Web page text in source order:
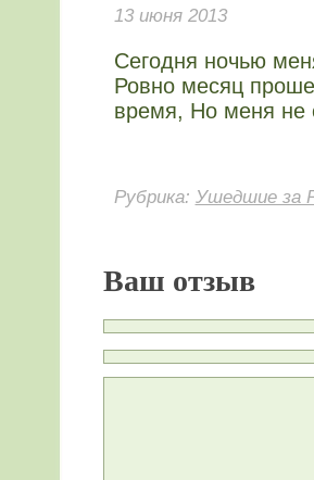
13 июня 2013
Сегодня ночью
Ровно месяц
время, Но меня не
Рубрика: Ушедшие за
Ваш отзыв